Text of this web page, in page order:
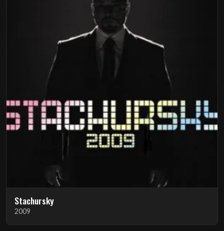
Stachursky
2009